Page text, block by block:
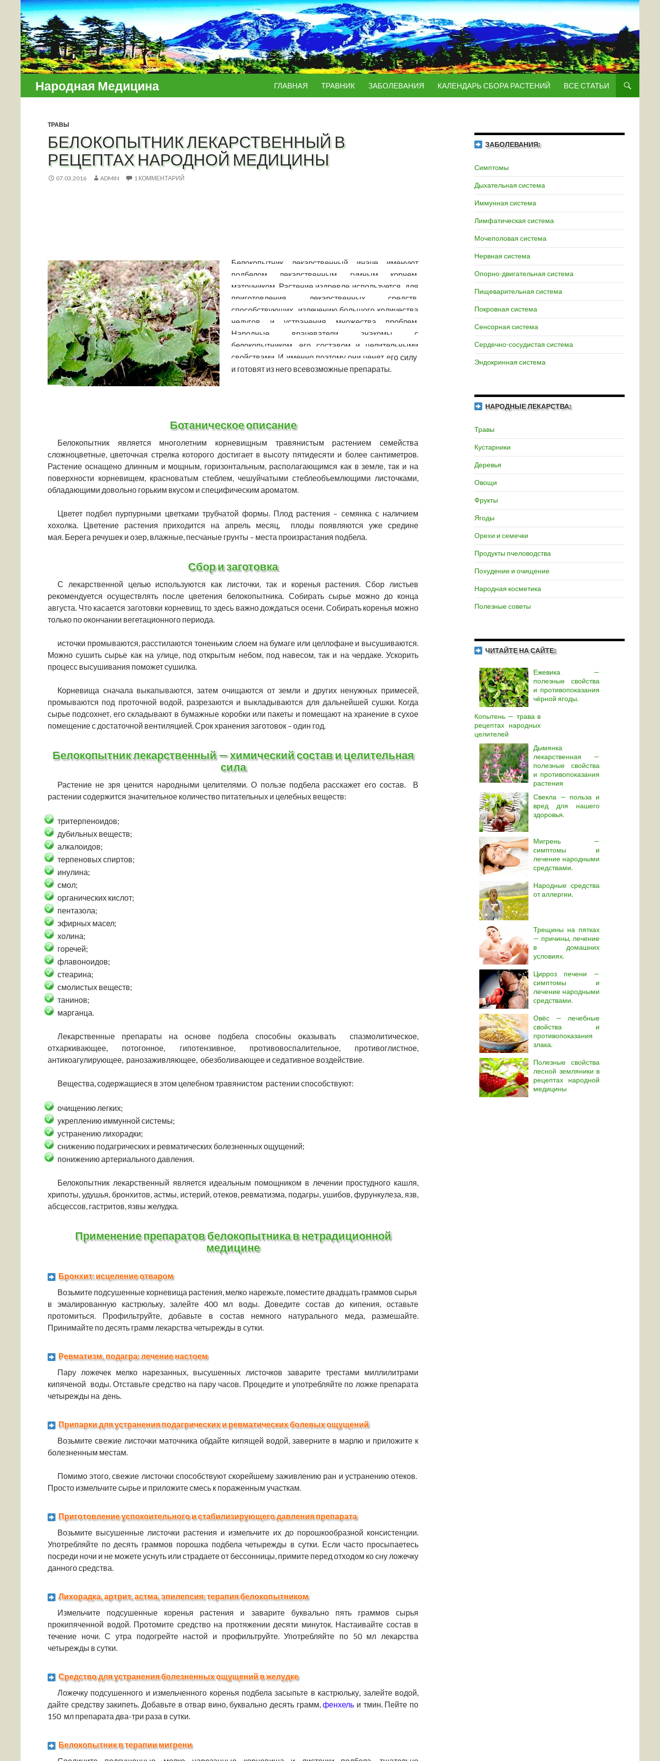
Народная Медицина ГЛАВНАЯ ТРАВНИК ЗАБОЛЕВАНИЯ КАЛЕНДАРЬ СБОРА РАСТЕНИЙ ВСЕ СТАТЬИ
ТРАВЫ
БЕЛОКОПЫТНИК ЛЕКАРСТВЕННЫЙ В
РЕЦЕПТАХ НАРОДНОЙ МЕДИЦИНЫ
07.03.2016 ADMIN 1 КОММЕНТАРИЙ
Белокопытник лекарственный иначе именуют
подбелом лекарственным, гумным корнем,
маточником. Растение издревле используется для
приготовления лекарственных средств,
способствующих излечению большого количества
недугов и устранения множества проблем.
Народные врачеватели знакомы с
белокопытником, его составом и целительными
свойствами. И именно поэтому они ценят его силу
и готовят из него всевозможные препараты.
Ботаническое описание
Белокопытник является многолетним корневищным травянистым растением семейства
сложноцветные, цветочная стрелка которого достигает в высоту пятидесяти и более сантиметров.
Растение оснащено длинным и мощным, горизонтальным, располагающимся как в земле, так и на
поверхности корневищем, красноватым стеблем, чешуйчатыми стеблеобъемлющими листочками,
обладающими довольно горьким вкусом и специфическим ароматом.
Цветет подбел пурпурными цветками трубчатой формы. Плод растения – семянка с наличием
хохолка. Цветение растения приходится на апрель месяц, плоды появляются уже средине
мая. Берега речушек и озер, влажные, песчаные грунты – места произрастания подбела.
Сбор и заготовка
С лекарственной целью используются как листочки, так и коренья растения. Сбор листьев
рекомендуется осуществлять после цветения белокопытника. Собирать сырье можно до конца
августа. Что касается заготовки корневищ, то здесь важно дождаться осени. Собирать коренья можно
только по окончании вегетационного периода.
источки промываются, расстилаются тоненьким слоем на бумаге или целлофане и высушиваются.
Можно сушить сырье как на улице, под открытым небом, под навесом, так и на чердаке. Ускорить
процесс высушивания поможет сушилка.
Корневища сначала выкапываются, затем очищаются от земли и других ненужных примесей,
промываются под проточной водой, разрезаются и выкладываются для дальнейшей сушки. Когда
сырье подсохнет, его складывают в бумажные коробки или пакеты и помещают на хранение в сухое
помещение с достаточной вентиляцией. Срок хранения заготовок – один год.
Белокопытник лекарственный — химический состав и целительная
сила
Растение не зря ценится народными целителями. О пользе подбела расскажет его состав. В
растении содержится значительное количество питательных и целебных веществ:
тритерпеноидов;
дубильных веществ;
алкалоидов;
терпеновых спиртов;
инулина;
смол;
органических кислот;
пентазола;
эфирных масел;
холина;
горечей;
флавоноидов;
стеарина;
смолистых веществ;
танинов;
марганца.
Лекарственные препараты на основе подбела способны оказывать спазмолитическое,
отхаркивающее, потогонное, гипотензивное, противовоспалительное, противоглистное,
антикоагулирующее, ранозаживляющее, обезболивающее и седативное воздействие.
Вещества, содержащиеся в этом целебном травянистом растении способствуют:
очищению легких;
укреплению иммунной системы;
устранению лихорадки;
снижению подагрических и ревматических болезненных ощущений;
понижению артериального давления.
Белокопытник лекарственный является идеальным помощником в лечении простудного кашля,
хрипоты, удушья, бронхитов, астмы, истерий, отеков, ревматизма, подагры, ушибов, фурункулеза, язв,
абсцессов, гастритов, язвы желудка.
Применение препаратов белокопытника в нетрадиционной
медицине
Бронхит: исцеление отваром
Возьмите подсушенные корневища растения, мелко нарежьте, поместите двадцать граммов сырья
в эмалированную кастрюльку, залейте 400 мл воды. Доведите состав до кипения, оставьте
протомиться. Профильтруйте, добавьте в состав немного натурального меда, размешайте.
Принимайте по десять грамм лекарства четырежды в сутки.
Ревматизм, подагра: лечение настоем
Пару ложечек мелко нарезанных, высушенных листочков заварите трестами миллилитрами
кипяченой воды. Отставьте средство на пару часов. Процедите и употребляйте по ложке препарата
четырежды на день.
Припарки для устранения подагрических и ревматических болевых ощущений
Возьмите свежие листочки маточника обдайте кипящей водой, заверните в марлю и приложите к
болезненным местам.
Помимо этого, свежие листочки способствуют скорейшему заживлению ран и устранению отеков.
Просто измельчите сырье и приложите смесь к пораженным участкам.
Приготовление успокоительного и стабилизирующего давления препарата
Возьмите высушенные листочки растения и измельчите их до порошкообразной консистенции.
Употребляйте по десять граммов порошка подбела четырежды в сутки. Если часто просыпаетесь
посреди ночи и не можете уснуть или страдаете от бессонницы, примите перед отходом ко сну ложечку
данного средства.
Лихорадка, артрит, астма, эпилепсия: терапия белокопытником
Измельчите подсушенные коренья растения и заварите буквально пять граммов сырья
прокипяченной водой. Протомите средство на протяжении десяти минуток. Настаивайте состав в
течение ночи. С утра подогрейте настой и профильтруйте. Употребляйте по 50 мл лекарства
четырежды в сутки.
Средство для устранения болезненных ощущений в желудке
Ложечку подсушенного и измельченного коренья подбела засыпьте в кастрюльку, залейте водой,
дайте средству закипеть. Добавьте в отвар вино, буквально десять грамм,фенхель и тмин. Пейте по
150 мл препарата два-три раза в сутки.
Белокопытник в терапии мигрени
ЗАБОЛЕВАНИЯ:
Симптомы
Дыхательная система
Иммунная система
Лимфатическая система
Мочеполовая система
Нервная система
Опорно-двигательная система
Пищеварительная система
Покровная система
Сенсорная система
Сердечно-сосудистая система
Эндокринная система
НАРОДНЫЕ ЛЕКАРСТВА:
Травы
Кустарники
Деревья
Овощи
Фрукты
Ягоды
Орехи и семечки
Продукты пчеловодства
Похудение и очищение
Народная косметика
Полезные советы
ЧИТАЙТЕ НА САЙТЕ:
Ежевика —
полезные свойства
и противопоказания
чёрной ягоды.
Копытень — трава в
рецептах народных
целителей
Дымянка
лекарственная —
полезные свойства
и противопоказания
растения
Свекла — польза и
вред для нашего
здоровья.
Мигрень —
симптомы и
лечение народными
средствами.
Народные средства
от аллергии.
Трещины на пятках
— причины, лечение
в домашних
условиях.
Цирроз печени —
симптомы и
лечение народными
средствами.
Овёс — лечебные
свойства и
противопоказания
злака.
Полезные свойства
лесной земляники в
рецептах народной
медицины